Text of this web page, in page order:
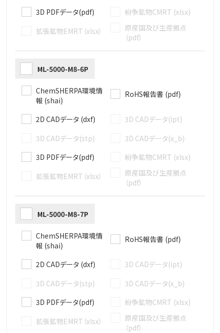
3D PDFデータ(pdf)
紛争鉱物CMRT (xlsx)
拡張鉱物EMRT（xlsx）
原産国及び生産拠点
（pdf）
ML-5000-M8-6P
ChemSHERPA環境情
報 (shai)
RoHS報告書 (pdf)
2D CADデータ (dxf)
3D CADデータ(ipt)
3D CADデータ(stp)
3D CADデータ(x_b)
3D PDFデータ(pdf)
紛争鉱物CMRT (xlsx)
拡張鉱物EMRT（xlsx）
原産国及び生産拠点
（pdf）
ML-5000-M8-7P
ChemSHERPA環境情
報 (shai)
RoHS報告書 (pdf)
2D CADデータ (dxf)
3D CADデータ(ipt)
3D CADデータ(stp)
3D CADデータ(x_b)
3D PDFデータ(pdf)
紛争鉱物CMRT (xlsx)
拡張鉱物EMRT（xlsx）
原産国及び生産拠点
（pdf）